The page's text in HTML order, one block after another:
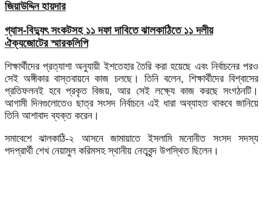
জিয়াউদ্দিন হায়দার
গ্যাস-বিদ্যুৎ সংকটসহ ১১ দফা দাবিতে ঝালকাঠিতে ১১ দলীয়
ঐক্যজোটের স্মারকলিপি
শিক্ষার্থীদের প্রত্যাশা অনুযায়ী ইশতেহার তৈরি করা হয়েছে এবং নির্বাচনের পরও
সেই অঙ্গীকার বাস্তবায়নে কাজ চলছে। তিনি বলেন, শিক্ষার্থীদের বিশ্বাসের
প্রতিফলনই হবে প্রকৃত বিজয়, আর সেই লক্ষ্যে কাজ করছে সংগঠনটি।
আগামী দিনগুলোতেও ছাত্র সংসদ নির্বাচনে এই ধারা অব্যাহত থাকবে জানিয়ে
তিনি আশাবাদ ব্যক্ত করেন।
সমাবেশে ঝালকাঠি-২ আসনে জামায়াতে ইসলামি মনোনীত সংসদ সদস্য
পদপ্রার্থী শেখ নেয়ামুল করিমসহ স্থানীয় নেতৃবৃন্দ উপস্থিত ছিলেন।